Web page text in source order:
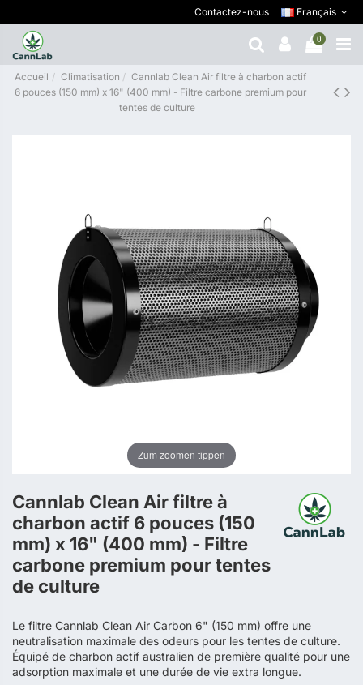
Contactez-nous Français
0
Accueil Climatisation
Cannlab Clean Air filtre à charbon actif
6 pouces (150 mm) x 16" (400 mm) - Filtre carbone premium pour
tentes de culture
Zum zoomen tippen
Cannlab Clean Air filtre à
charbon actif 6 pouces (150
mm) x 16" (400 mm) - Filtre
carbone premium pour tentes
de culture
Le filtre Cannlab Clean Air Carbon 6" (150 mm) offre une
neutralisation maximale des odeurs pour les tentes de culture.
Équipé de charbon actif australien de première qualité pour une
adsorption maximale et une durée de vie extra longue.